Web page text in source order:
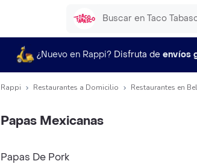
¿Nuevo en Rappi? Disfruta de envíos
Rappi Restaurantes a Domicilio Restaurantes en
Papas Mexicanas
Papas De Pork